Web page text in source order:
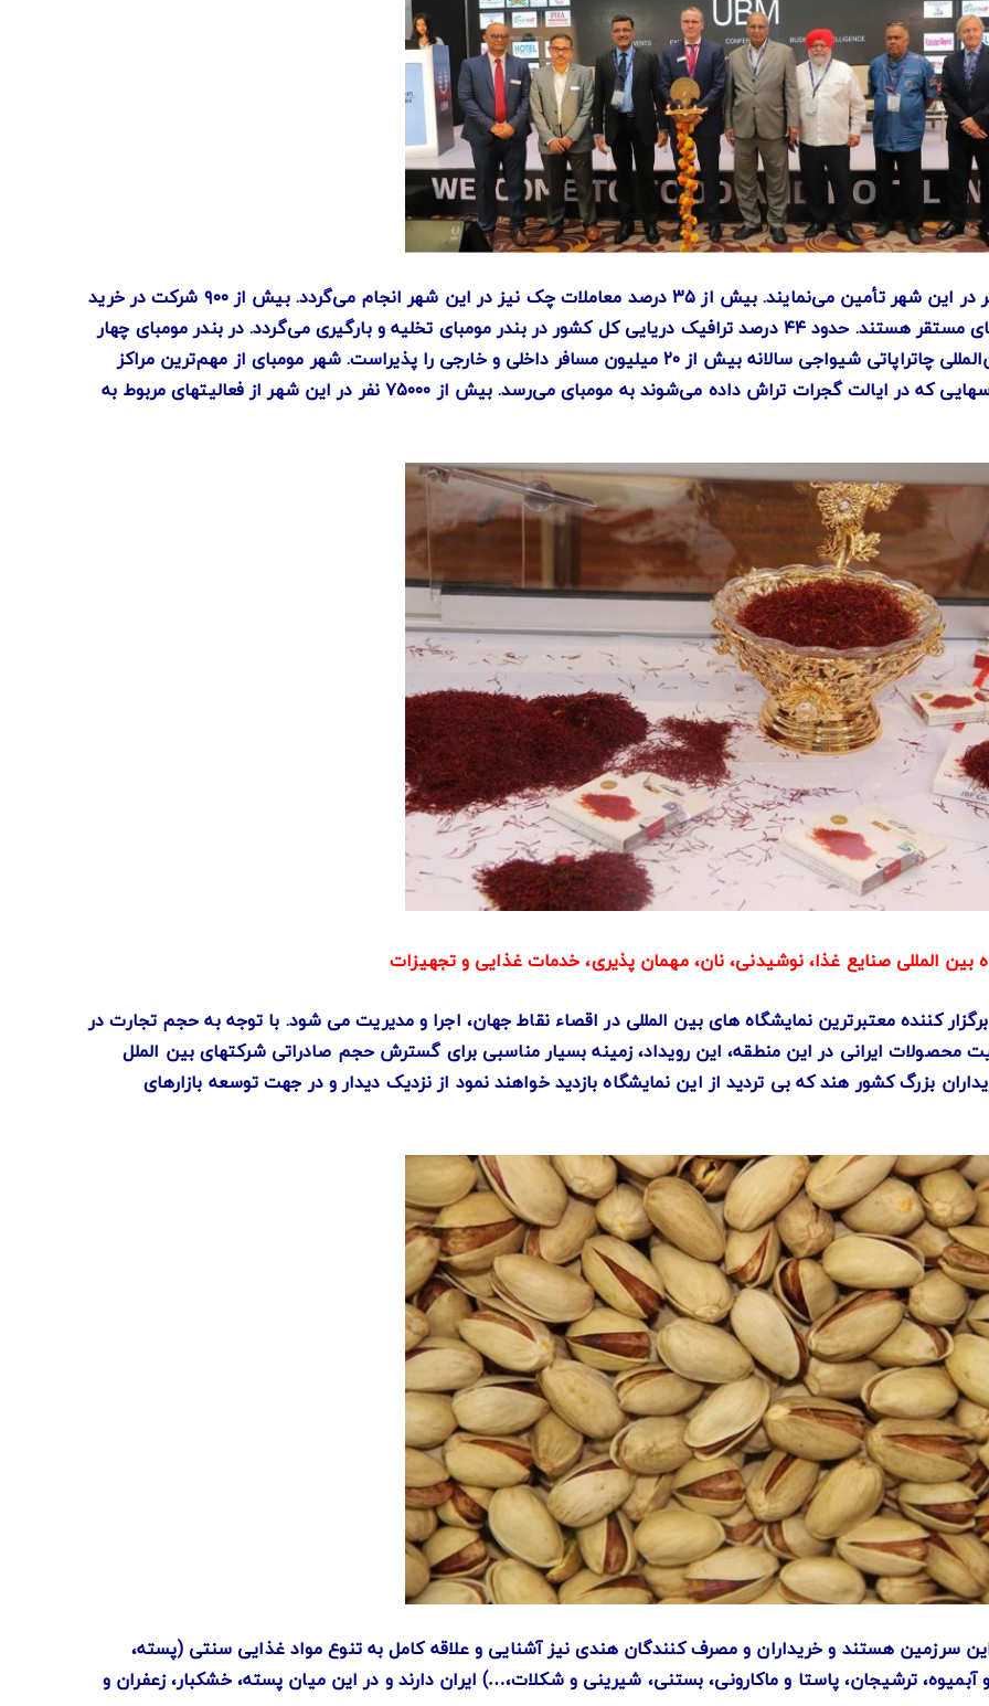
بیش از ۲۵ درصد اعتبارات بانکی کشور را بانکهای مستقر در این شهر تأمین می‌نمایند. بیش از ۳۵ درصد معاملات چک نیز در این شهر انجام می‌گردد. بیش از ۹۰۰ شرکت در خرید
و فروش سهام هند حضور دارند که اکثریت آنها در مومبای مستقر هستند. حدود ۴۴ درصد ترافیک دریایی کل کشور در بندر مومبای تخلیه و بارگیری می‌گردد. در بندر مومبای چهار
اسکله تخلیه و بارگیری نفت خام وجود دارد. فرودگاه بین‌المللی چاتراپاتی شیواجی سالانه بیش از ۲۰ میلیون مسافر داخلی و خارجی را پذیراست. شهر مومبای از مهم‌ترین مراکز
تجارت الماس به شمار می‌رود. تا جایی که ۸۰ درصد الماسهایی که در ایالت گجرات تراش داده می‌شوند به مومبای می‌رسد. بیش از ۷۵۰۰۰ نفر در این شهر از فعالیتهای مربوط به
بین المللی صنایع غذا، نوشیدنی، نان، مهمان پذیری، خدمات غذایی و تجهیزات
کننده معتبرترین نمایشگاه های بین المللی در اقصاء نقاط جهان، اجرا و مدیریت می شود. با توجه به حجم تجارت در
محصولات ایرانی در این منطقه، این رویداد، زمینه بسیار مناسبی برای گسترش حجم صادراتی شرکتهای بین الملل
بزرگ کشور هند که بی تردید از این نمایشگاه بازدید خواهند نمود از نزدیک دیدار و در جهت توسعه بازارهای
سرزمین هستند و خریداران و مصرف کنندگان هندی نیز آشنایی و علاقه کامل به تنوع مواد غذایی سنتی (پسته،
ترشیجان، پاستا و ماکارونی، بستنی، شیرینی و شکلات،…) ایران دارند و در این میان پسته، خشکبار، زعفران و